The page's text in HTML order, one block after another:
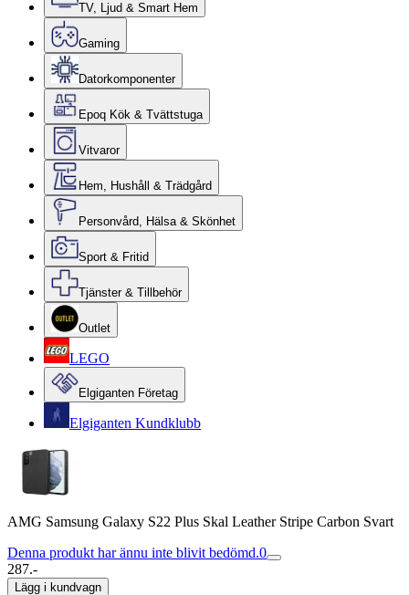
TV, Ljud & Smart Hem
Gaming
Datorkomponenter
Epoq Kök & Tvättstuga
Vitvaror
Hem, Hushåll & Trädgård
Personvård, Hälsa & Skönhet
Sport & Fritid
Tjänster & Tillbehör
Outlet
LEGO
Elgiganten Företag
Elgiganten Kundklubb
AMG Samsung Galaxy S22 Plus Skal Leather Stripe Carbon Svart
Denna produkt har ännu inte blivit bedömd.0
287.-
Lägg i kundvagn